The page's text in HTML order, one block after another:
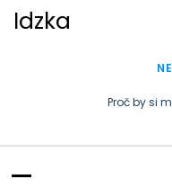
o
Idzka
Proč by si